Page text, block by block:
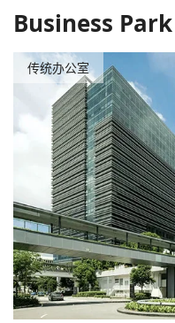
Business Park
传统办公室